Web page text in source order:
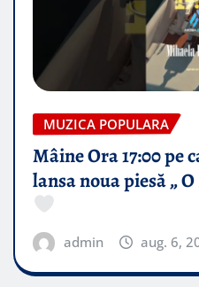
MUZICA POPULARA
Mâine Ora 17:00 pe
lansa noua piesă „
admin aug. 6,